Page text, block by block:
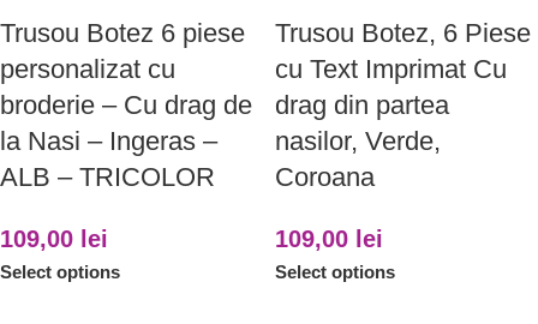
Trusou Botez 6 piese
personalizat cu
broderie – Cu drag de
la Nasi – Ingeras –
ALB – TRICOLOR
109,00 lei
Select options
Trusou Botez, 6 Piese
cu Text Imprimat Cu
drag din partea
nasilor, Verde,
Coroana
109,00 lei
Select options